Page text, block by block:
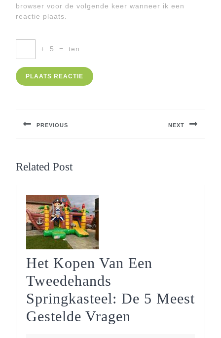
browser voor de volgende keer wanneer ik een
reactie plaats.
+ 5 = ten
PREVIOUS NEXT
Related Post
Het Kopen Van Een
Tweedehands
Springkasteel: De 5 Meest
Gestelde Vragen